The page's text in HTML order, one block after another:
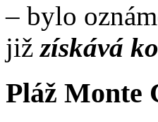
– bylo
jižzískává
Pláž Monte